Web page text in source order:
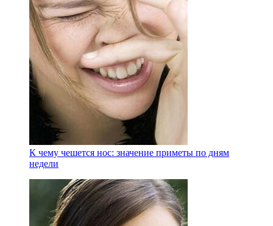
К чему чешется нос: значение приметы по дням
недели